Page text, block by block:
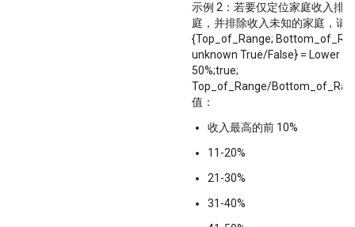
示例 2：若要仅定位家庭收入排
庭，并排除收入未知的家庭，请
{Top_of_Range;
unknown True/False} = Lower
50%;true;
Top_of_Range/
值：
收入最高的前 10%
11-20%
21-30%
31-40%